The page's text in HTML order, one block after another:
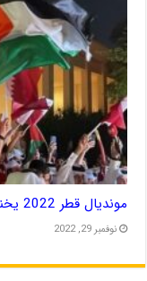
مونديال قطر 2022 يخنق الكيان الصهيوني ويعزله
نوفمبر 29, 2022